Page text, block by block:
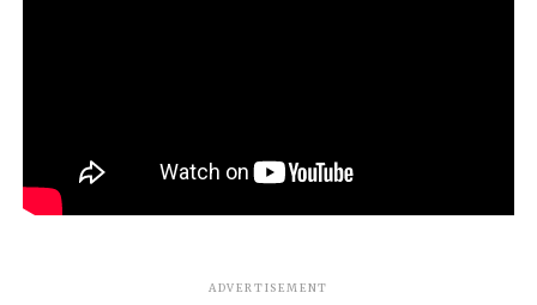
ADVERTISEMENT